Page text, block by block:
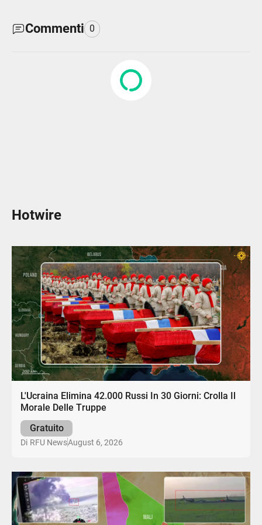
Commenti 0
Hotwire
L'Ucraina Elimina 42.000 Russi In 30 Giorni: Crolla Il
Morale Delle Truppe
Gratuito
Di RFU NewsAugust 6, 2026